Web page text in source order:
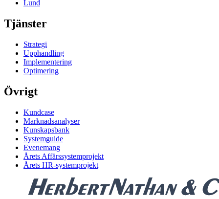
Lund
Tjänster
Strategi
Upphandling
Implementering
Optimering
Övrigt
Kundcase
Marknadsanalyser
Kunskapsbank
Systemguide
Evenemang
Årets Affärssystemprojekt
Årets HR-systemprojekt